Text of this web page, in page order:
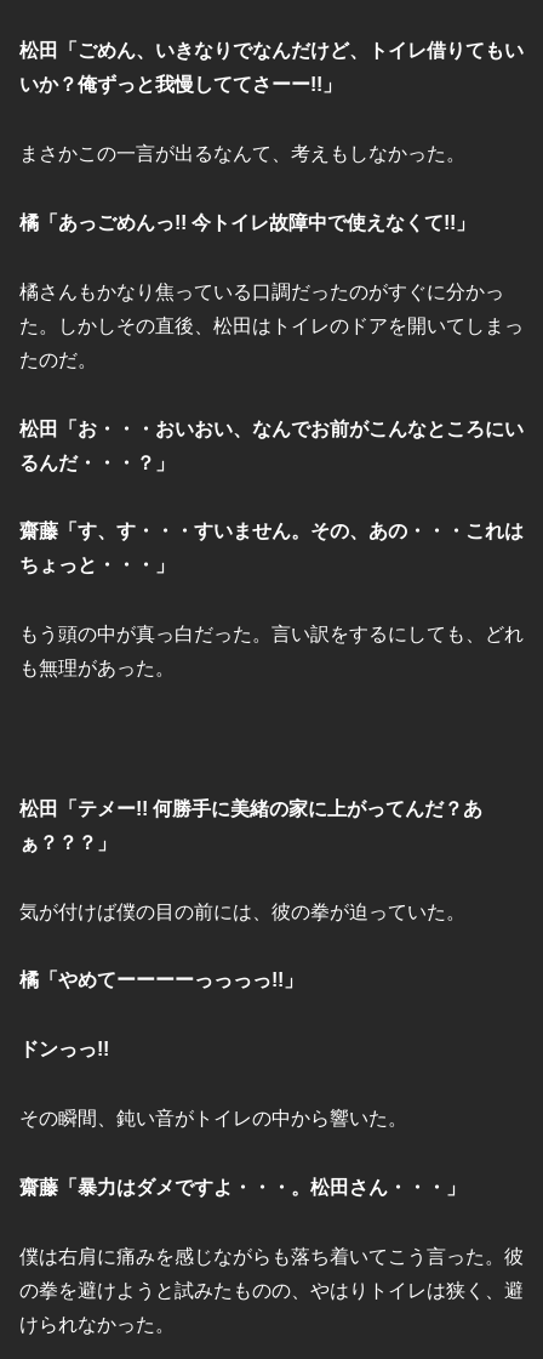
松田「ごめん、いきなりでなんだけど、トイレ借りてもい
いか？俺ずっと我慢しててさーー!!」
まさかこの一言が出るなんて、考えもしなかった。
橘「あっごめんっ!! 今トイレ故障中で使えなくて!!」
橘さんもかなり焦っている口調だったのがすぐに分かっ
た。しかしその直後、松田はトイレのドアを開いてしまっ
たのだ。
松田「お・・・おいおい、なんでお前がこんなところにい
るんだ・・・？」
齋藤「す、す・・・すいません。その、あの・・・これは
ちょっと・・・」
もう頭の中が真っ白だった。言い訳をするにしても、どれ
も無理があった。
松田「テメー!! 何勝手に美緒の家に上がってんだ？あ
ぁ？？？」
気が付けば僕の目の前には、彼の拳が迫っていた。
橘「やめてーーーーっっっっ!!」
ドンっっ!!
その瞬間、鈍い音がトイレの中から響いた。
齋藤「暴力はダメですよ・・・。松田さん・・・」
僕は右肩に痛みを感じながらも落ち着いてこう言った。彼
の拳を避けようと試みたものの、やはりトイレは狭く、避
けられなかった。